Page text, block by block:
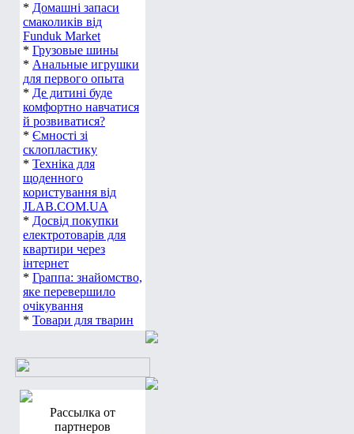
* Домашні запаси
смаколиків від
Funduk Market
* Грузовые шины
* Анальные игрушки
для первого опыта
* Де дитині буде
комфортно навчатися
й розвиватися?
* Ємності зі
склопластику
* Техніка для
щоденного
користування від
JLAB.COM.UA
* Досвід покупки
електротоварів для
квартири через
інтернет
* Граппа: знайомство,
яке перевершило
очікування
* Товари для тварин
Рассылка от
партнеров